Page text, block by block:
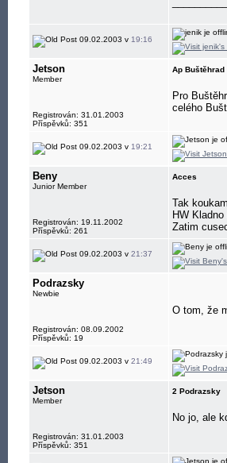
09.02.2003 v 19:16
Jetson
Member
Registrován: 31.01.2003
Příspěvků: 351
Ap Buštěhrad
Pro
celého
09.02.2003 v 19:21
Beny
Junior Member
Registrován: 19.11.2002
Příspěvků: 261
Acces
Tak
HW
Zatim
09.02.2003 v 21:37
Podrazsky
Newbie
Registrován: 08.09.2002
Příspěvků: 19
O tom, že
09.02.2003 v 21:49
Jetson
Member
Registrován: 31.01.2003
Příspěvků: 351
2 Podrazsky
No jo, ale